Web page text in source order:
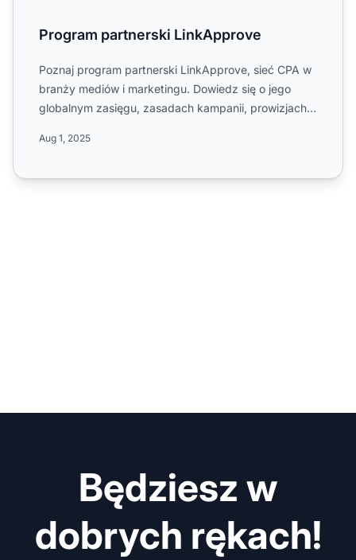
Program partnerski LinkApprove
Poznaj program partnerski LinkApprove, sieć CPA w
branży mediów i marketingu. Dowiedz się o jego
globalnym zasięgu, zasadach kampanii, prowizjach
Aug 1, 2025
Będziesz w
dobrych rękach!